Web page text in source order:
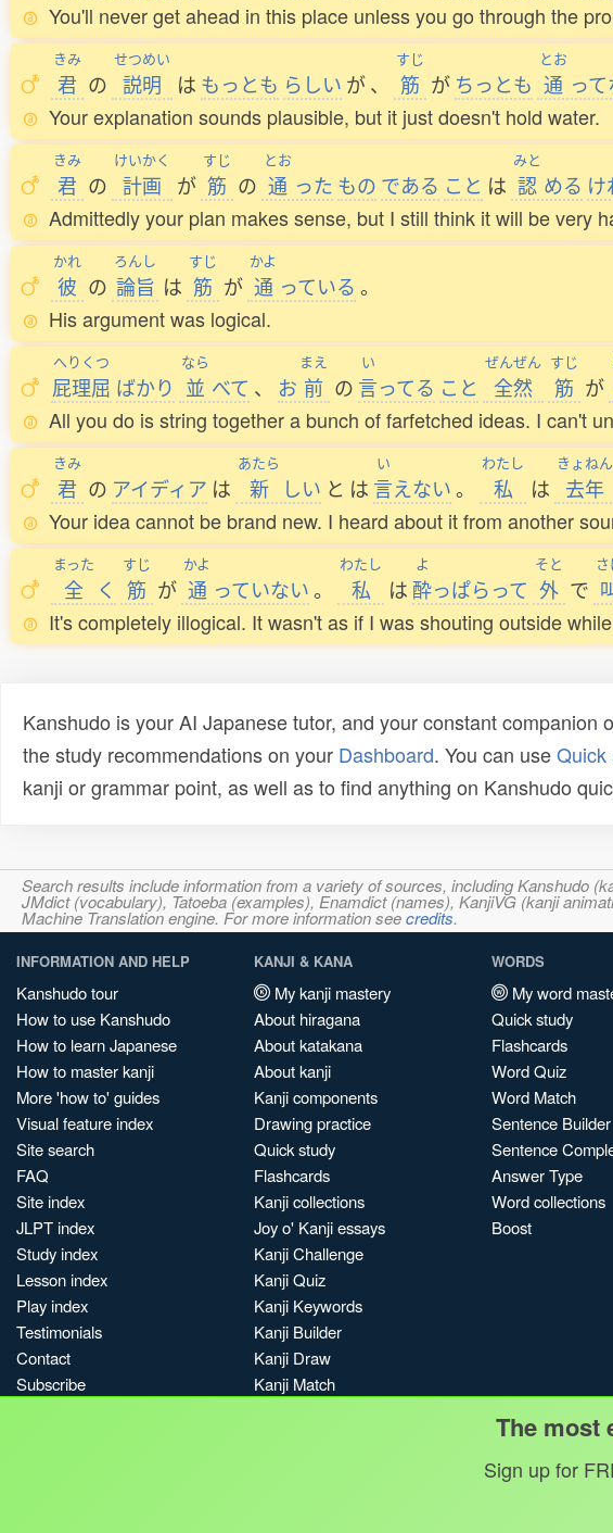
You'll never get ahead in this place unless you go through the
きみ
君 の
せつめい
説明 は もっとも らしい が、
すじ
筋 が ちっとも
とお
通 っ
Your explanation sounds plausible, but it just doesn't hold water.
きみ
君 の
けいかく
計画 が
すじ
筋 の
とお
通 った もの である こと は
みと
認 める け
Admittedly your plan makes sense, but I still think it will be very
かれ
彼 の
ろんし
論旨 は
すじ
筋 が
かよ
通 っている 。
His argument was logical.
へりくつ
屁理屈 ばかり
なら
並 べて 、 お
まえ
前 の
い
言ってる こと
ぜんぜん
全然
すじ
筋 が
All you do is string together a bunch of farfetched ideas. I can't
きみ
君 の アイディア は
あたら
新 しい と は
い
言えない。
わたし
私 は
きょねん
去年
Your idea cannot be brand new. I heard about it from another
まった
全 く
すじ
筋 が
かよ
通 っていない。
わたし
私 は
よ
酔っぱらって
そと
外 で
It's completely illogical. It wasn't as if I was shouting outside
Kanshudo is your AI Japanese tutor, and your constant
the study recommendations on your Dashboard. You can useQuick
kanji or grammar point, as well as to find anything on Kanshudo
Search results include information from a variety of sources, including Kanshudo
JMdict (vocabulary), Tatoeba (examples), Enamdict (names), KanjiVG (kanji
Machine Translation engine. For more information seecredits.
INFORMATION AND HELP
Kanshudo tour
How to use Kanshudo
How to learn Japanese
How to master kanji
More 'how to' guides
Visual feature index
Site search
FAQ
Site index
JLPT index
Study index
Lesson index
Play index
Testimonials
Contact
Subscribe
KANJI & KANA
My kanji mastery
About hiragana
About katakana
About kanji
Kanji components
Drawing practice
Quick study
Flashcards
Kanji collections
Joy o' Kanji essays
Kanji Challenge
Kanji Quiz
Kanji Keywords
Kanji Builder
Kanji Draw
Kanji Match
WORDS
My word
Quick study
Flashcards
Word Quiz
Word Match
Sentence Builder
Sentence
Answer Type
Word collections
Boost
The most
Sign up for